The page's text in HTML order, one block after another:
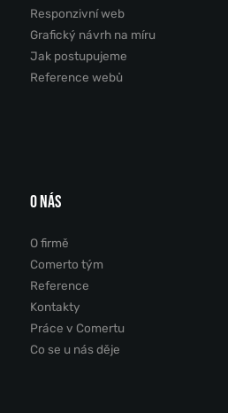
Responzivní web
Grafický návrh na míru
Jak postupujeme
Reference webů
O NÁS
O firmě
Comerto tým
Reference
Kontakty
Práce v Comertu
Co se u nás děje